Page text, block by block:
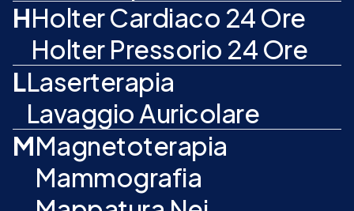
HHolter Cardiaco 24 Ore
Holter Pressorio 24 Ore
LLaserterapia
Lavaggio Auricolare
MMagnetoterapia
Mammografia